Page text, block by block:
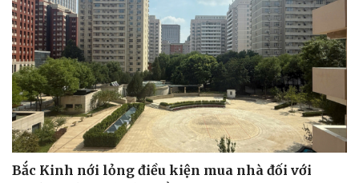
Bắc Kinh nới lỏng điều kiện mua nhà đối với